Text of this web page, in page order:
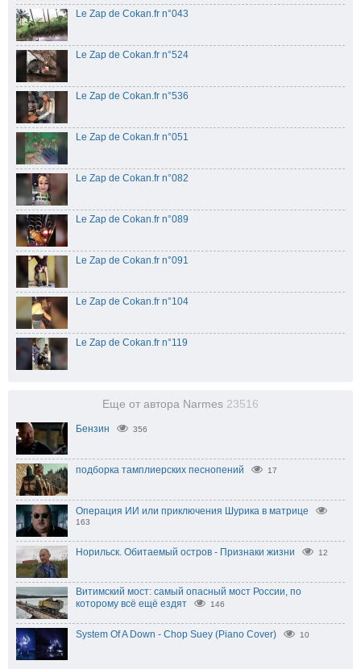
Le Zap de Cokan.fr n°043
Le Zap de Cokan.fr n°524
Le Zap de Cokan.fr n°536
Le Zap de Cokan.fr n°051
Le Zap de Cokan.fr n°082
Le Zap de Cokan.fr n°089
Le Zap de Cokan.fr n°091
Le Zap de Cokan.fr n°104
Le Zap de Cokan.fr n°119
Еще от автора Narmes 23516
Бензин 356
подборка тамплиерских песнопений 17
Операция ИИ или приключения Шурика в матрице
163
Норильск. Обитаемый остров - Признаки жизни 12
Витимский мост: самый опасный мост России, по
которому всё ещё ездят
146
System Of A Down - Chop Suey (Piano Cover) 10